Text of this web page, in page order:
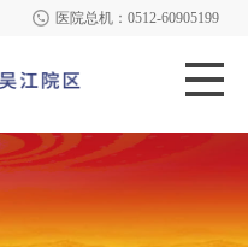
医院总机：0512-60905199